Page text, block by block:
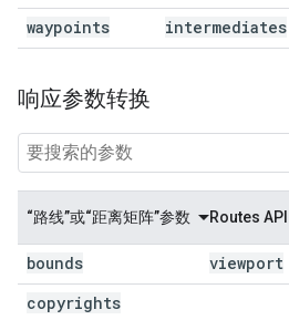
waypoints intermediates
响应参数转换
“路线”或“距离矩阵”参数 Routes
bounds
viewport
copyrights